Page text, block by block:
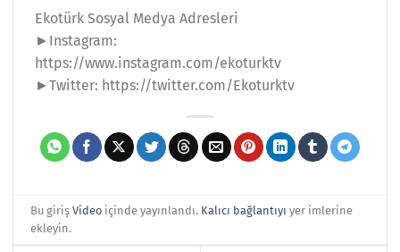
Ekotürk Sosyal Medya Adresleri
►Instagram:
https://www.instagram.com/ekoturktv
►Twitter: https://twitter.com/Ekoturktv
Bu girişVideo içinde yayınlandı. Kalıcı bağlantıyı yer imlerine
ekleyin.